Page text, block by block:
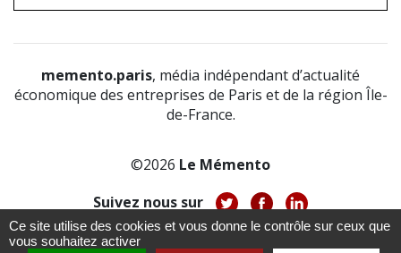
memento.paris, média indépendant d’actualité
économique des entreprises de Paris et de la région Île-
de-France.
©2026 Le Mémento
Suivez nous sur
À propos-Notice légale
Ce site utilise des cookies et vous donne le contrôle sur ceux que
vous souhaitez activer